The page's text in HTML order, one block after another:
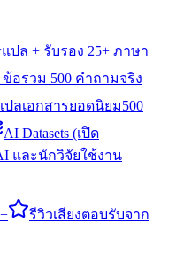
แปล + รับรอง 25+ ภาษา
ข้อรวม 500 คำถามจริง
ปลเอกสารยอดนิยม500
AI Datasets (เปิด
และนักวิจัยใช้งาน
รีวิวเสียงตอบรับจาก